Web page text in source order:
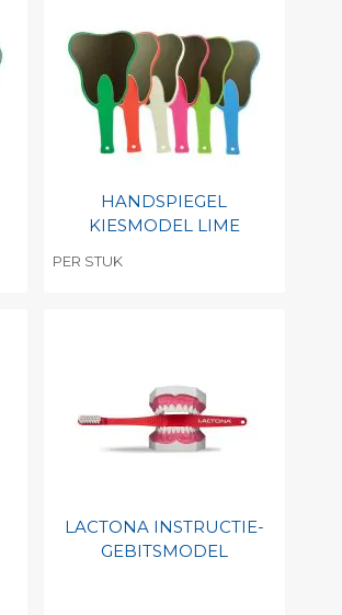
HANDSPIEGEL
KIESMODEL LIME
PER STUK
LACTONA INSTRUCTIE-
GEBITSMODEL